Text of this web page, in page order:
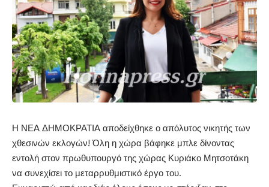
Η ΝΕΑ ΔΗΜΟΚΡΑΤΙΑ αποδείχθηκε ο απόλυτος νικητής των
χθεσινών εκλογών! Όλη η χώρα βάφηκε μπλε δίνοντας
εντολή στον πρωθυπουργό της χώρας Κυριάκο Μητσοτάκη
να συνεχίσει το μεταρρυθμιστικό έργο του.